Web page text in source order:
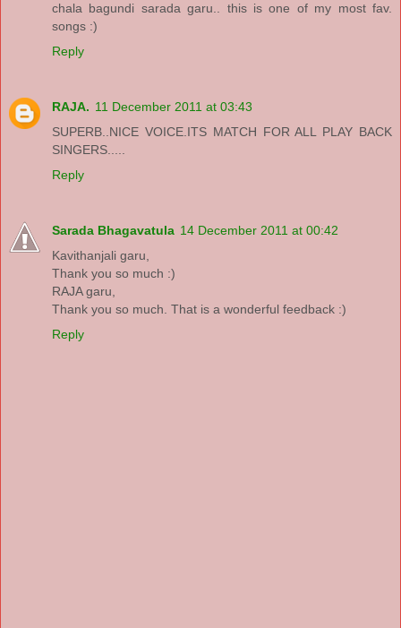
chala bagundi sarada garu.. this is one of my most fav.
songs :)
Reply
RAJA. 11 December 2011 at 03:43
SUPERB..NICE VOICE.ITS MATCH FOR ALL PLAY BACK
SINGERS.....
Reply
Sarada Bhagavatula 14 December 2011 at 00:42
Kavithanjali garu,
Thank you so much :)
RAJA garu,
Thank you so much. That is a wonderful feedback :)
Reply